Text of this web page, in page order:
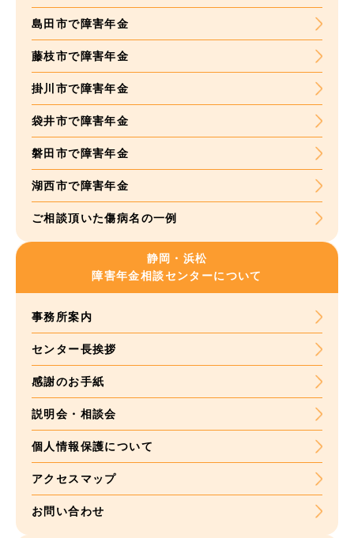
島田市で障害年金
藤枝市で障害年金
掛川市で障害年金
袋井市で障害年金
磐田市で障害年金
湖西市で障害年金
ご相談頂いた傷病名の一例
静岡・浜松
障害年金相談センターについて
事務所案内
センター長挨拶
感謝のお手紙
説明会・相談会
個人情報保護について
アクセスマップ
お問い合わせ